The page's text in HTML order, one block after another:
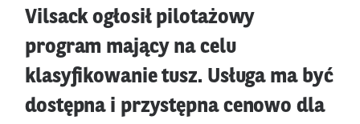
Vilsack ogłosił pilotażowy
program mający na celu
klasyfikowanie tusz. Usługa ma być
dostępna i przystępna cenowo dla